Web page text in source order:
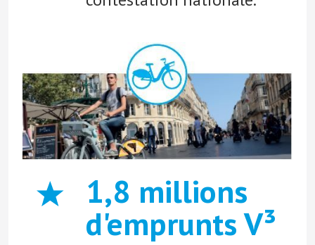
1,8 millions
d'emprunts V³